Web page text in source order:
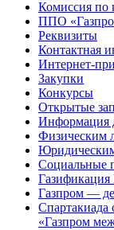
Комиссия по
ППО
Реквизиты
Контактная
Интернет-
Закупки
Конкурсы
Открытые
Информация
Физическим
Социальные
Газификация
Газпром —
«Газпром